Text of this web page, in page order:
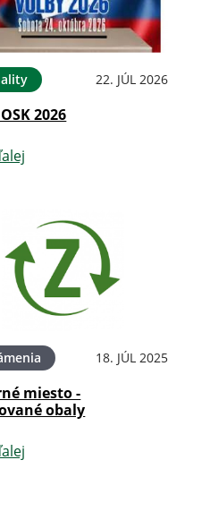
22. JÚL 2026
2026
18. JÚL 2025
miesto -
obaly